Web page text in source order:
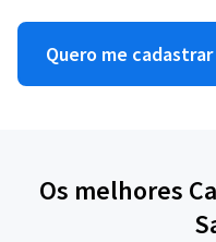
Quero me cadastrar
Os melhores